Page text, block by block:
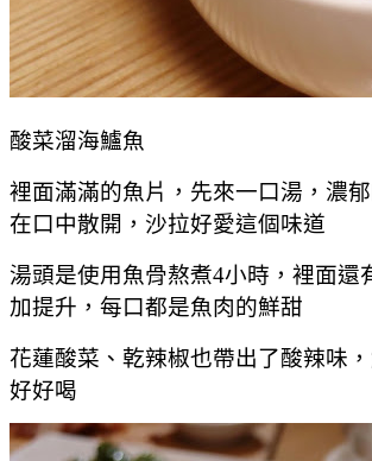
酸菜溜海鱸魚
裡面滿滿的魚片，先來一口湯，濃
在口中散開，沙拉好愛這個味道
湯頭是使用魚骨熬煮4小時，裡面還
加提升，每口都是魚肉的鮮甜
花蓮酸菜、乾辣椒也帶出了酸辣味
好好喝